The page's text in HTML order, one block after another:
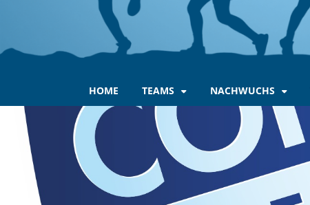
HOME TEAMS NACHWUCHS